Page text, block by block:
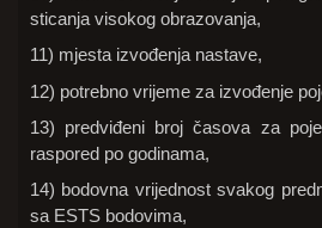
sticanja visokog obrazovanja,
11) mjesta izvođenja nastave,
12) potrebno vrijeme za izvođenje
13) predviđeni broj časova za
raspored po godinama,
14) bodovna vrijednost svakog
sa ESTS bodovima,